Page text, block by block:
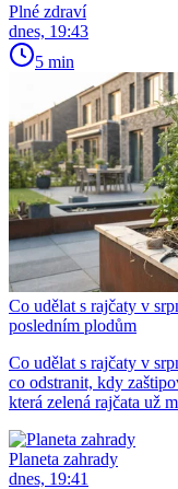
Plné zdraví
dnes, 19:43
5 min
Co udělat s rajčaty v
posledním plodům
Co udělat s rajčaty v
co odstranit, kdy
která zelená rajčata už
Planeta zahrady
dnes, 19:41